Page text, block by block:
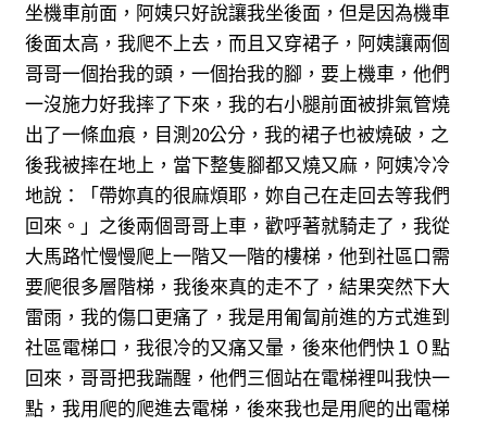
坐機車前面，阿姨只好說讓我坐後面，但是因為機車
後面太高，我爬不上去，而且又穿裙子，阿姨讓兩個
哥哥一個抬我的頭，一個抬我的腳，要上機車，他們
一沒施力好我摔了下來，我的右小腿前面被排氣管燒
出了一條血痕，目測20公分，我的裙子也被燒破，之
後我被摔在地上，當下整隻腳都又燒又麻，阿姨冷冷
地說：「帶妳真的很麻煩耶，妳自己在走回去等我們
回來。」之後兩個哥哥上車，歡呼著就騎走了，我從
大馬路忙慢慢爬上一階又一階的樓梯，他到社區口需
要爬很多層階梯，我後來真的走不了，結果突然下大
雷雨，我的傷口更痛了，我是用匍匐前進的方式進到
社區電梯口，我很冷的又痛又暈，後來他們快１０點
回來，哥哥把我踹醒，他們三個站在電梯裡叫我快一
點，我用爬的爬進去電梯，後來我也是用爬的出電梯